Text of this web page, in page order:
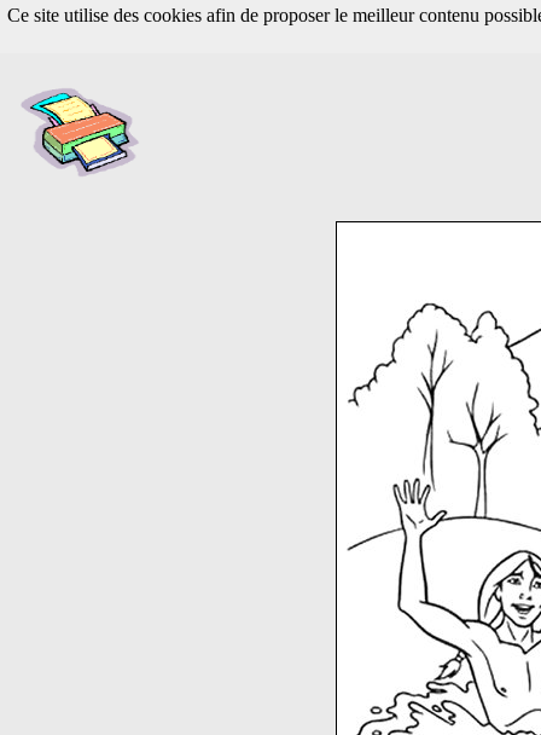
Ce site utilise des cookies afin de proposer le meilleur contenu